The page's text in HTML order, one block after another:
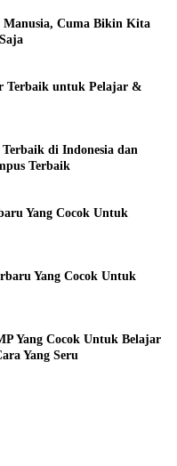
Manusia, Cuma Bikin Kita
Terbaik untuk Pelajar &
di Indonesia dan
Terbaik
Yang Cocok Untuk
Yang Cocok Untuk
Yang Cocok Untuk Belajar
Yang Seru